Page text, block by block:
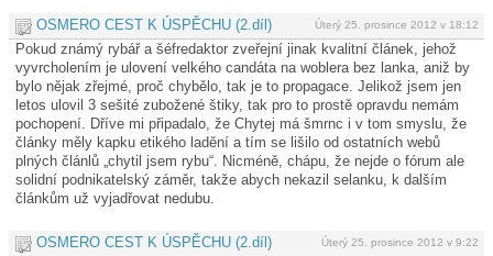
Úterý 25. prosince 2012 v 18:12
OSMERO CEST K ÚSPĚCHU (2.díl)
Pokud známý rybář a šéfredaktor zveřejní jinak kvalitní článek, jehož
vyvrcholením je ulovení velkého candáta na woblera bez lanka, aniž by
bylo nějak zřejmé, proč chybělo, tak je to propagace. Jelikož jsem jen
letos ulovil 3 sešité zubožené štiky, tak pro to prostě opravdu nemám
pochopení. Dříve mi připadalo, že Chytej má šmrnc i v tom smyslu, že
články měly kapku etikého ladění a tím se lišilo od ostatních webů
plných článlů „chytil jsem rybu“. Nicméně, chápu, že nejde o fórum ale
solidní podnikatelský záměr, takže abych nekazil selanku, k dalším
článkům už vyjadřovat nedubu.
Úterý 25. prosince 2012 v 9:22
OSMERO CEST K ÚSPĚCHU (2.díl)